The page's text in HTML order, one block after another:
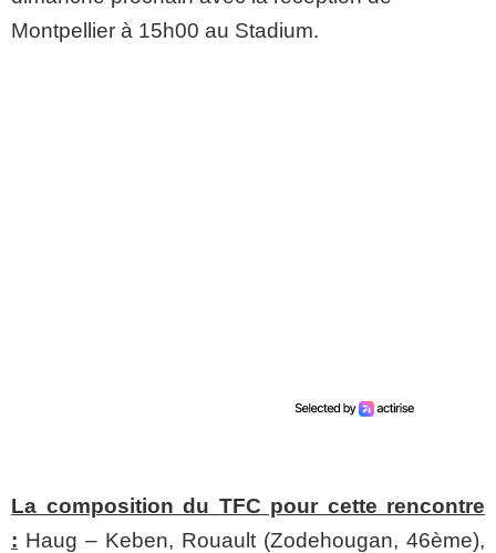
Montpellier à 15h00 au Stadium.
La composition du TFC pour cette rencontre
: Haug – Keben, Rouault (Zodehougan, 46ème),